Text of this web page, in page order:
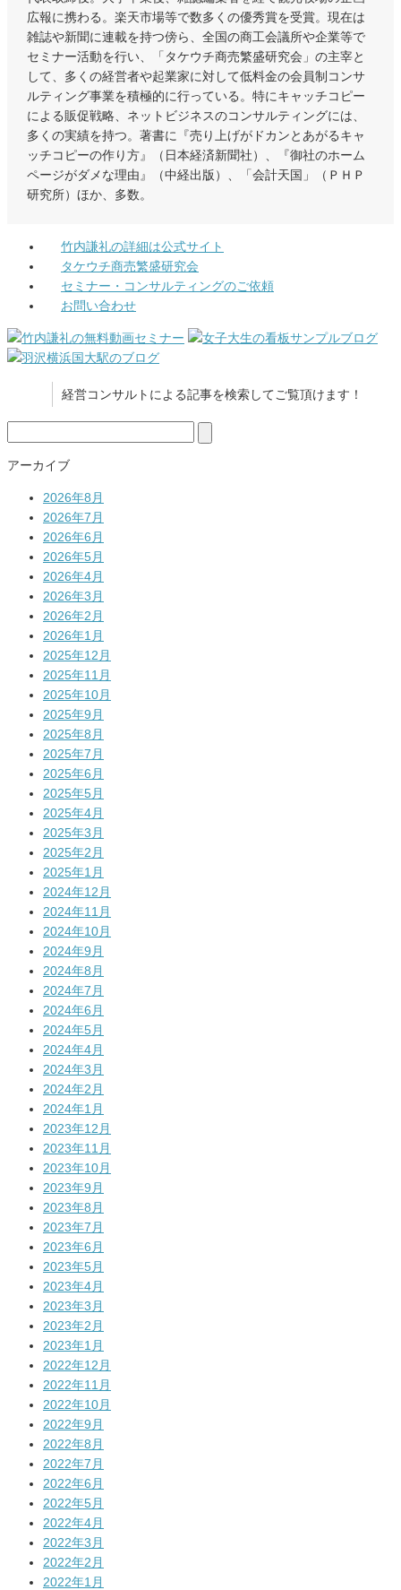
広報に携わる。楽天市場等で数多くの優秀賞を受賞。現在は
雑誌や新聞に連載を持つ傍ら、全国の商工会議所や企業等で
セミナー活動を行い、「タケウチ商売繁盛研究会」の主宰と
して、多くの経営者や起業家に対して低料金の会員制コンサ
ルティング事業を積極的に行っている。特にキャッチコピー
による販促戦略、ネットビジネスのコンサルティングには、
多くの実績を持つ。著書に『売り上げがドカンとあがるキャ
ッチコピーの作り方』（日本経済新聞社）、『御社のホーム
ページがダメな理由』（中経出版）、「会計天国」（ＰＨＰ
研究所）ほか、多数。
竹内謙礼の詳細は公式サイト
タケウチ商売繁盛研究会
セミナー・コンサルティングのご依頼
お問い合わせ
経営コンサルトによる記事を検索してご覧頂けます！
アーカイブ
2026年8月
2026年7月
2026年6月
2026年5月
2026年4月
2026年3月
2026年2月
2026年1月
2025年12月
2025年11月
2025年10月
2025年9月
2025年8月
2025年7月
2025年6月
2025年5月
2025年4月
2025年3月
2025年2月
2025年1月
2024年12月
2024年11月
2024年10月
2024年9月
2024年8月
2024年7月
2024年6月
2024年5月
2024年4月
2024年3月
2024年2月
2024年1月
2023年12月
2023年11月
2023年10月
2023年9月
2023年8月
2023年7月
2023年6月
2023年5月
2023年4月
2023年3月
2023年2月
2023年1月
2022年12月
2022年11月
2022年10月
2022年9月
2022年8月
2022年7月
2022年6月
2022年5月
2022年4月
2022年3月
2022年2月
2022年1月